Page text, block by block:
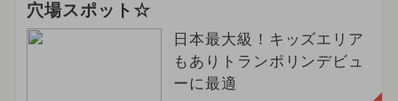
穴場スポット☆
日本最大級！キッズエリア
もありトランポリンデビュ
ーに最適